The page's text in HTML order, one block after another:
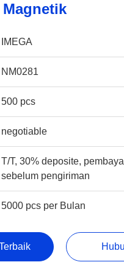
IMEGA
NM0281
500 pcs
negotiable
T/T, 30% deposite,
sebelum pengiriman
5000 pcs per Bulan